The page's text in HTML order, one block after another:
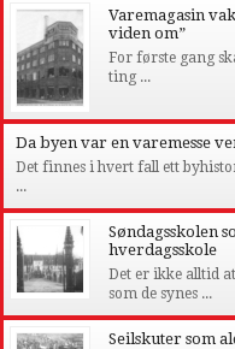
Varemagasin
viden om”
For første gang
ting ...
Da byen var en varemesse
Det finnes i hvert fall ett
...
Søndagsskolen
hverdagsskole
Det er ikke alltid
som de synes ...
Seilskuter som